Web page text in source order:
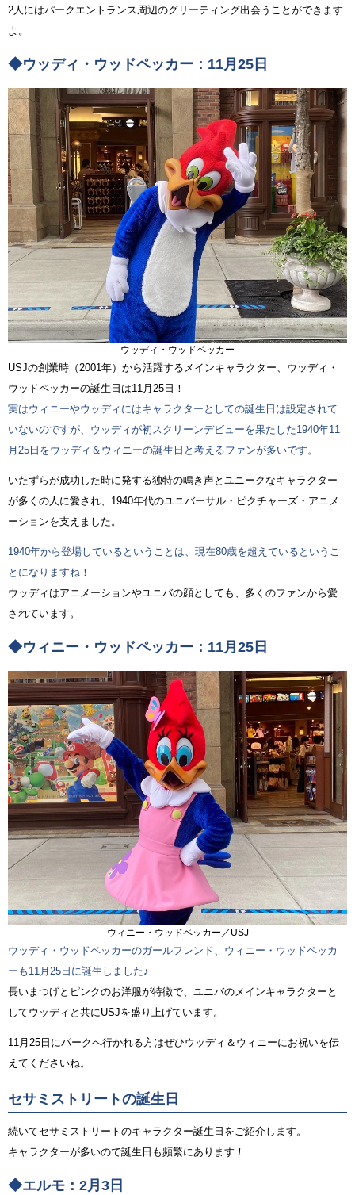
2人にはパークエントランス周辺のグリーティング出会うことができます
よ。
◆ウッディ・ウッドペッカー：11月25日
ウッディ・ウッドペッカー
USJの創業時（2001年）から活躍するメインキャラクター、ウッディ・
ウッドペッカーの誕生日は11月25日！
実はウィニーやウッディにはキャラクターとしての誕生日は設定されて
いないのですが、ウッディが初スクリーンデビューを果たした1940年11
月25日をウッディ＆ウィニーの誕生日と考えるファンが多いです。
いたずらが成功した時に発する独特の鳴き声とユニークなキャラクター
が多くの人に愛され、1940年代のユニバーサル・ピクチャーズ・アニメ
ーションを支えました。
1940年から登場しているということは、現在80歳を超えているというこ
とになりますね！
ウッディはアニメーションやユニバの顔としても、多くのファンから愛
されています。
◆ウィニー・ウッドペッカー：11月25日
ウィニー・ウッドペッカー／USJ
ウッディ・ウッドペッカーのガールフレンド、ウィニー・ウッドペッカ
ーも11月25日に誕生しました♪
長いまつげとピンクのお洋服が特徴で、ユニバのメインキャラクターと
してウッディと共にUSJを盛り上げています。
11月25日にパークへ行かれる方はぜひウッディ＆ウィニーにお祝いを伝
えてくださいね。
セサミストリートの誕生日
続いてセサミストリートのキャラクター誕生日をご紹介します。
キャラクターが多いので誕生日も頻繁にあります！
◆エルモ：2月3日